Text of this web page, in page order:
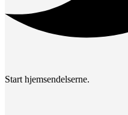
Start hjemsendelserne.